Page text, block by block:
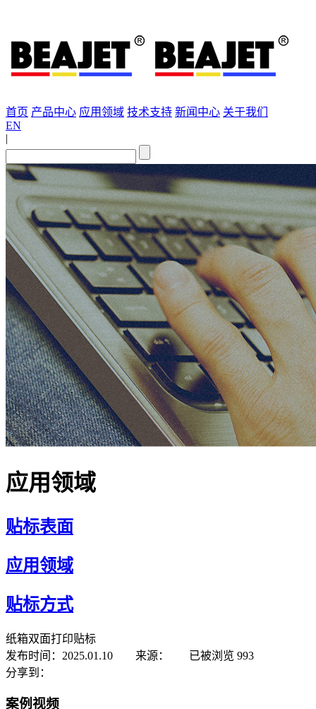
首页 产品中心 应用领域 技术支持 新闻中心 关于我们
EN
|
应用领域
贴标表面
应用领域
贴标方式
纸箱双面打印贴标
发布时间：2025.01.10 来源：
已被浏览 993
分享到：
案例视频